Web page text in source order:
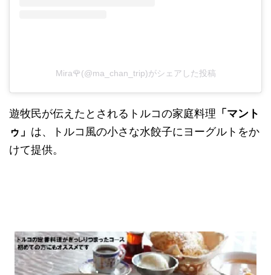
Mira🌹(@ma_chan_trip)がシェアした投稿
遊牧民が伝えたとされるトルコの家庭料理 「マント
ゥ」 は、トルコ風の小さな水餃子にヨーグルトをか
けて提供。